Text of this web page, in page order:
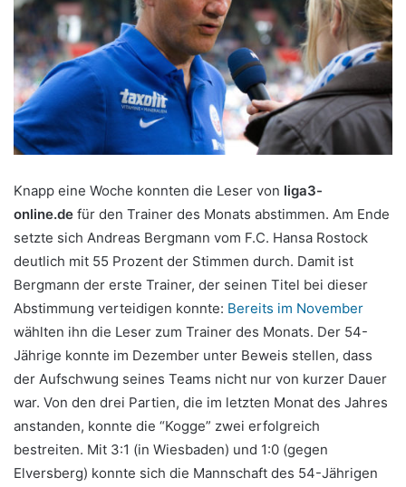
Knapp eine Woche konnten die Leser von liga3-
online.de für den Trainer des Monats abstimmen. Am Ende
setzte sich Andreas Bergmann vom F.C. Hansa Rostock
deutlich mit 55 Prozent der Stimmen durch. Damit ist
Bergmann der erste Trainer, der seinen Titel bei dieser
Abstimmung verteidigen konnte: Bereits im November
wählten ihn die Leser zum Trainer des Monats. Der 54-
Jährige konnte im Dezember unter Beweis stellen, dass
der Aufschwung seines Teams nicht nur von kurzer Dauer
war. Von den drei Partien, die im letzten Monat des Jahres
anstanden, konnte die “Kogge” zwei erfolgreich
bestreiten. Mit 3:1 (in Wiesbaden) und 1:0 (gegen
Elversberg) konnte sich die Mannschaft des 54-Jährigen